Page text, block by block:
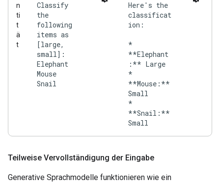
n
ti
t
ä
t
Classify
the
following
items as
[large,
small]:
Elephant
Mouse
Snail
Here's the
classificat
ion:
*
**Elephant
:** Large
*
**Mouse:**
Small
*
**Snail:**
Teilweise Vervollständigung der Eingabe
Generative Sprachmodelle funktionieren wie ein